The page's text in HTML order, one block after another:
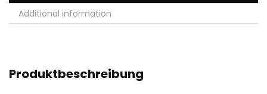
Additional information
Produktbeschreibung